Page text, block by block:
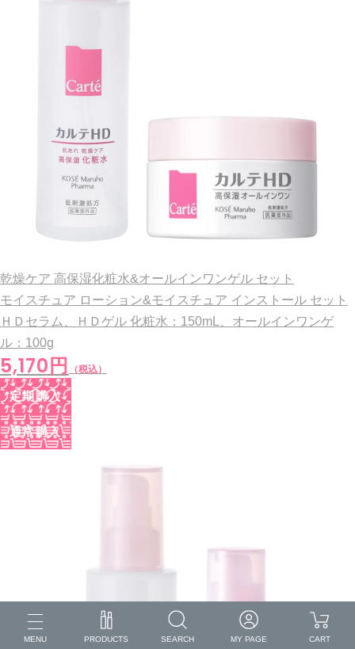
MENU PRODUCTS SEARCH MY PAGE CART
乾燥ケア 高保湿化粧水&オールインワンゲル セット
モイスチュア ローション&モイスチュア インストール セット
ＨＤセラム、ＨＤゲル 化粧水：150mL、オールインワンゲ
ル：100g
5,170円 （税込）
定期購入
通常購入